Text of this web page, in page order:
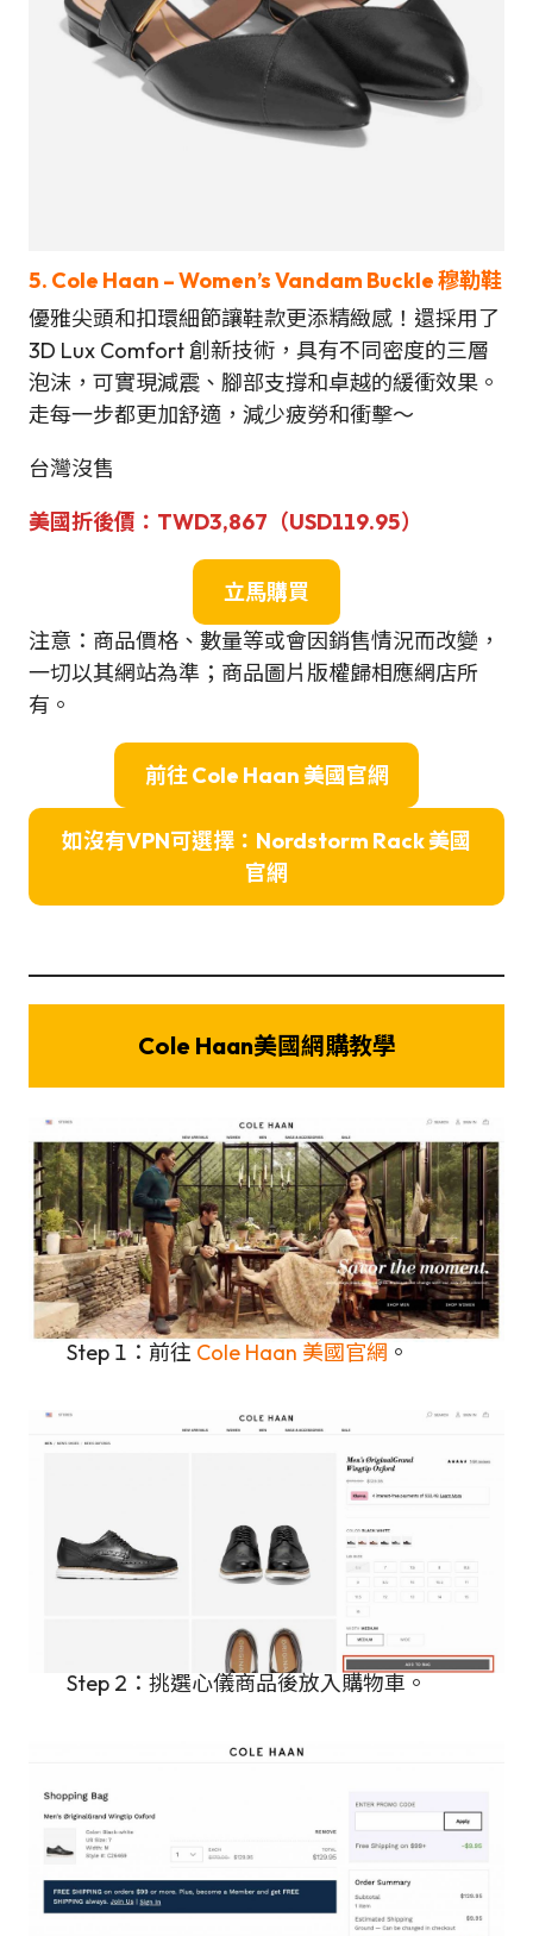
5. Cole Haan – Women’s Vandam Buckle 穆勒鞋
優雅尖頭和扣環細節讓鞋款更添精緻感！還採用了
3D Lux Comfort 創新技術，具有不同密度的三層
泡沫，可實現減震、腳部支撐和卓越的緩衝效果。
走每一步都更加舒適，減少疲勞和衝擊～
台灣沒售
美國折後價：TWD3,867（USD119.95）
立馬購買
注意：商品價格、數量等或會因銷售情況而改變，
一切以其網站為準；商品圖片版權歸相應網店所
有。
前往 Cole Haan 美國官網
如沒有VPN可選擇：Nordstorm Rack 美國
官網
Cole Haan美國網購教學
Step 1：前往 Cole Haan 美國官網 。
Step 2：挑選心儀商品後放入購物車。